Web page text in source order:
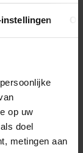
op uw
doel
metingen aan